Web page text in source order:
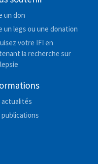
un don
un legs ou une donation
votre IFI en
la recherche sur
actualités
publications